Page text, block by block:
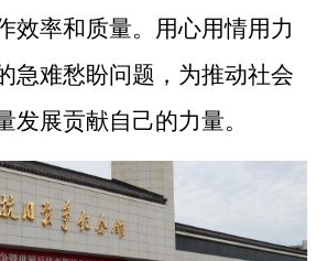
效率和质量。用心用情用力
急难愁盼问题，为推动社会
发展贡献自己的力量。